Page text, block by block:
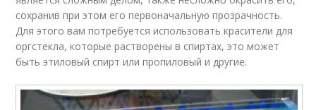
сохранив при этом его первоначальную прозрачность.
Для этого вам потребуется использовать красители для
оргстекла, которые растворены в спиртах, это может
быть этиловый спирт или пропиловый и другие.